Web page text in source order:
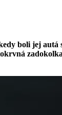
boli jej